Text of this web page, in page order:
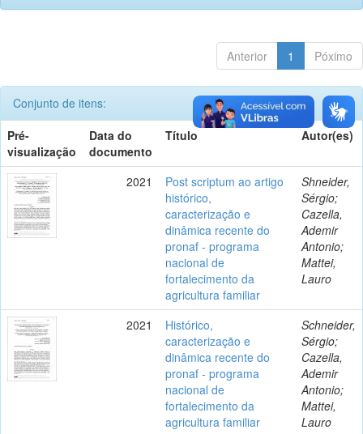
Anterior 1 Póximo
Conjunto de itens:
Pré-
visualização
Data do
documento
Título Autor(es)
2021
Post scriptum ao artigo
histórico,
caracterização e
dinâmica recente do
pronaf - programa
nacional de
fortalecimento da
agricultura familiar
Shneider,
Sérgio;
Cazella,
Ademir
Antonio;
Mattei,
Lauro
2021
Histórico,
caracterização e
dinâmica recente do
pronaf - programa
nacional de
fortalecimento da
agricultura familiar
Schneider,
Sérgio;
Cazella,
Ademir
Antonio;
Mattei,
Lauro